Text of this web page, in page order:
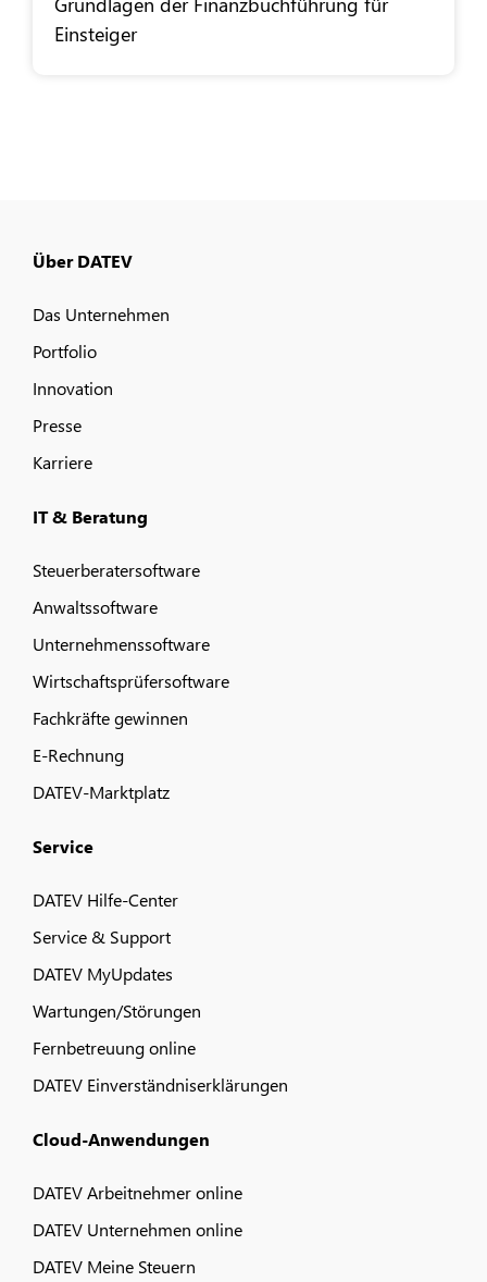
Einsteiger
Über DATEV
Das Unternehmen
Portfolio
Innovation
Presse
Karriere
IT & Beratung
Steuerberatersoftware
Anwaltssoftware
Unternehmenssoftware
Wirtschaftsprüfersoftware
Fachkräfte gewinnen
E-Rechnung
DATEV-Marktplatz
Service
DATEV Hilfe-Center
Service & Support
DATEV MyUpdates
Wartungen/Störungen
Fernbetreuung online
DATEV Einverständniserklärungen
Cloud-Anwendungen
DATEV Arbeitnehmer online
DATEV Unternehmen online
DATEV Meine Steuern